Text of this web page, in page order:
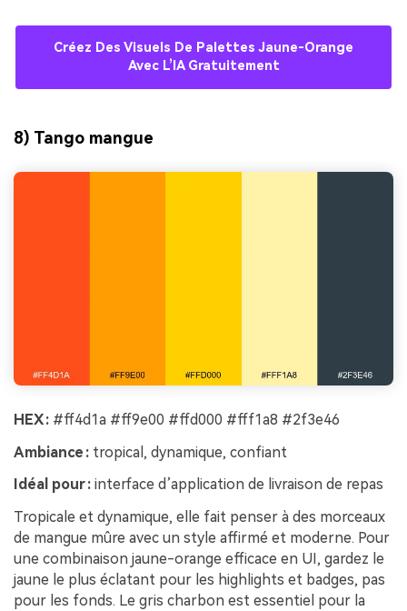
Créez Des Visuels De Palettes Jaune-Orange
Avec L’IA Gratuitement
8) Tango mangue
HEX : #ff4d1a #ff9e00 #ffd000 #fff1a8 #2f3e46
Ambiance : tropical, dynamique, confiant
Idéal pour : interface d’application de livraison de repas
Tropicale et dynamique, elle fait penser à des morceaux
de mangue mûre avec un style affirmé et moderne. Pour
une combinaison jaune-orange efficace en UI, gardez le
jaune le plus éclatant pour les highlights et badges, pas
pour les fonds. Le gris charbon est essentiel pour la